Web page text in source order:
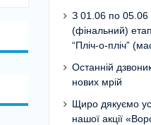
З 01.06 по 05.06
(фінальний)
“Пліч-о-пліч”
Останній
нових мрій
Щиро дякуємо
нашої акції